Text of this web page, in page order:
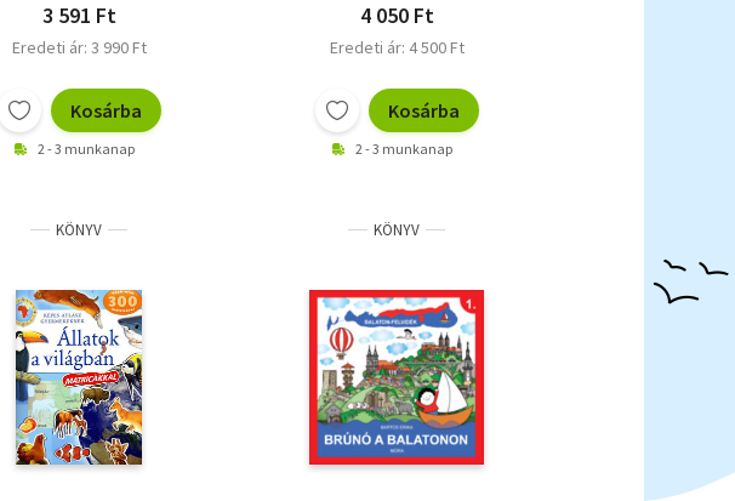
3 591 Ft
Eredeti ár: 3 990 Ft
Kosárba
2 - 3 munkanap
4 050 Ft
Eredeti ár: 4 500 Ft
Kosárba
2 - 3 munkanap
KÖNYV KÖNYV